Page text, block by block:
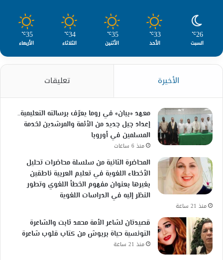
26
℃
السبت
33
℃
الأحد
35
℃
الأثنين
34
℃
الثلاثاء
35
℃
الأربعاء
الأخيرة تعليقات
معهد «بيان» في روما يعرّف برسالته التعليمية..
إعداد جيل جديد من الأئمة والمرشدين لخدمة
المسلمين في أوروبا
منذ 6 ساعات
المحاضرة الثانية من سلسلة محاضرات تحليل
الأخطاء اللغوية في تعليم العربية ناطقين
بغيرها بعنوان مفهوم الخطأ اللغوي وتطور
النظر إليه في الدراسات اللغوية
منذ 21 ساعة
قصيدتان لشاعر الأمة محمد ثابت والشاعرة
التونسية حياة بربوش من كتاب قلوب شاعرة
منذ 21 ساعة